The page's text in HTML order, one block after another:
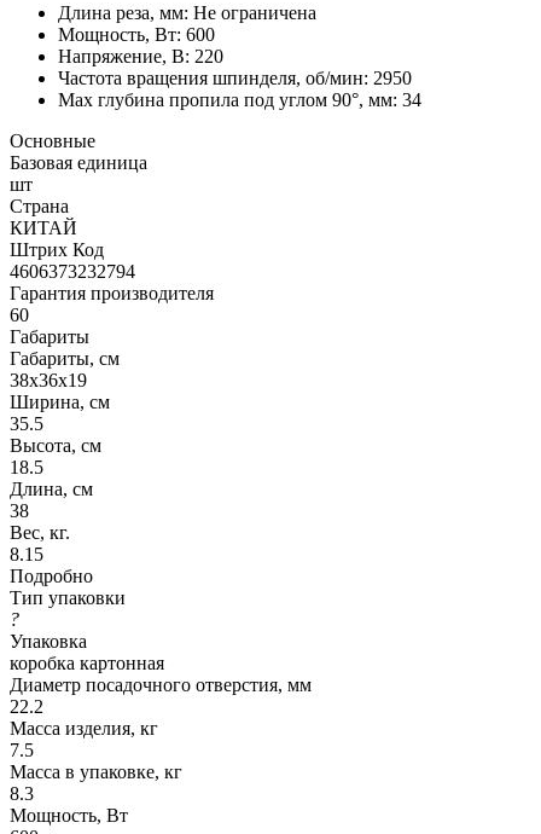
Длина реза, мм: Не ограничена
Мощность, Вт: 600
Напряжение, В: 220
Частота вращения шпинделя, об/мин: 2950
Max глубина пропила под углом 90°, мм: 34
Основные
Базовая единица
шт
Страна
КИТАЙ
Штрих Код
4606373232794
Гарантия производителя
60
Габариты
Габариты, см
38х36х19
Ширина, см
35.5
Высота, см
18.5
Длина, см
38
Вес, кг.
8.15
Подробно
Тип упаковки
?
Упаковка
коробка картонная
Диаметр посадочного отверстия, мм
22.2
Масса изделия, кг
7.5
Масса в упаковке, кг
8.3
Мощность, Вт